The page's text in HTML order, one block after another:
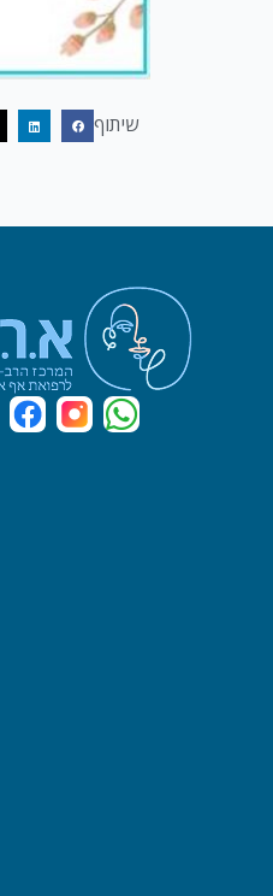
שיתוף